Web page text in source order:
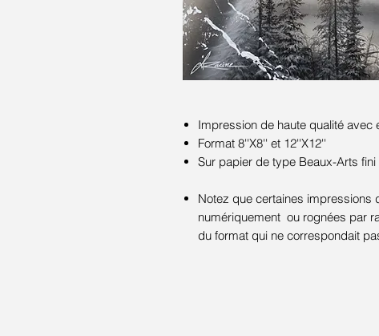
Impression de haute qualité avec
Format 8''X8'' et 12''X12''
Sur papier de type Beaux-Arts fini
Notez que certaines impressions
numériquement ou rognées par
du format qui ne correspondait